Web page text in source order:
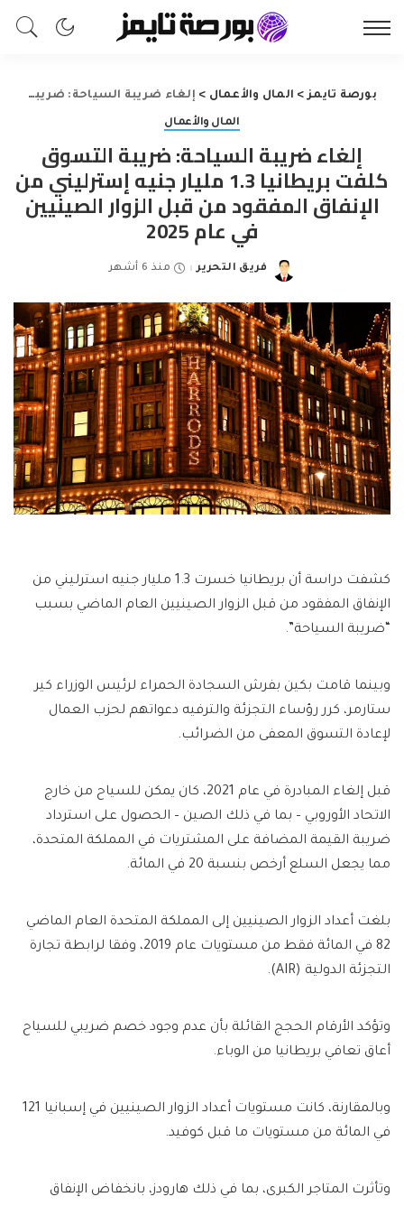
بورصة تايمز> المال والأعمال > إلغاء ضريبة السياحة: ضريبة التسوق كلفت بريطانيا 1.3 مليار جنيه إسترليني من الإنفاق المفقود من قبل الزوار الصينيين في عام 2025
المال والأعمال
إلغاء ضريبة السياحة: ضريبة التسوق
كلفت بريطانيا 1.3 مليار جنيه إسترليني من
الإنفاق المفقود من قبل الزوار الصينيين
في عام 2025
Posted
فريق التحرير منذ 6 أشهر
كشفت دراسة أن بريطانيا خسرت 1.3 مليار جنيه استرليني من
الإنفاق المفقود من قبل الزوار الصينيين العام الماضي بسبب
“ضريبة السياحة”.
وبينما قامت بكين بفرش السجادة الحمراء لرئيس الوزراء كير
ستارمر، كرر رؤساء التجزئة والترفيه دعواتهم لحزب العمال
لإعادة التسوق المعفى من الضرائب.
قبل إلغاء المبادرة في عام 2021، كان يمكن للسياح من خارج
الاتحاد الأوروبي – بما في ذلك الصين – الحصول على استرداد
ضريبة القيمة المضافة على المشتريات في المملكة المتحدة،
مما يجعل السلع أرخص بنسبة 20 في المائة.
بلغت أعداد الزوار الصينيين إلى المملكة المتحدة العام الماضي
82 في المائة فقط من مستويات عام 2019، وفقا لرابطة تجارة
التجزئة الدولية (AIR).
وتؤكد الأرقام الحجج القائلة بأن عدم وجود خصم ضريبي للسياح
أعاق تعافي بريطانيا من الوباء.
وبالمقارنة، كانت مستويات أعداد الزوار الصينيين في إسبانيا 121
في المائة من مستويات ما قبل كوفيد.
وتأثرت المتاجر الكبرى، بما في ذلك هارودز، بانخفاض الإنفاق